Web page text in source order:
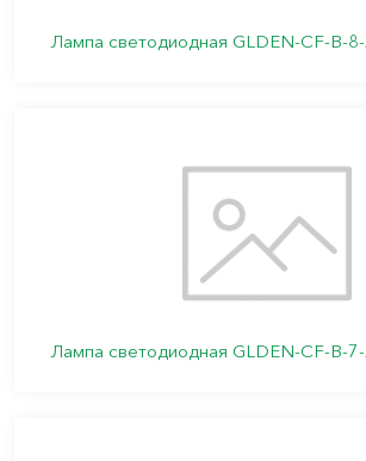
Лампа светодиодная GLDEN-CF-B-
Лампа светодиодная GLDEN-CF-B-